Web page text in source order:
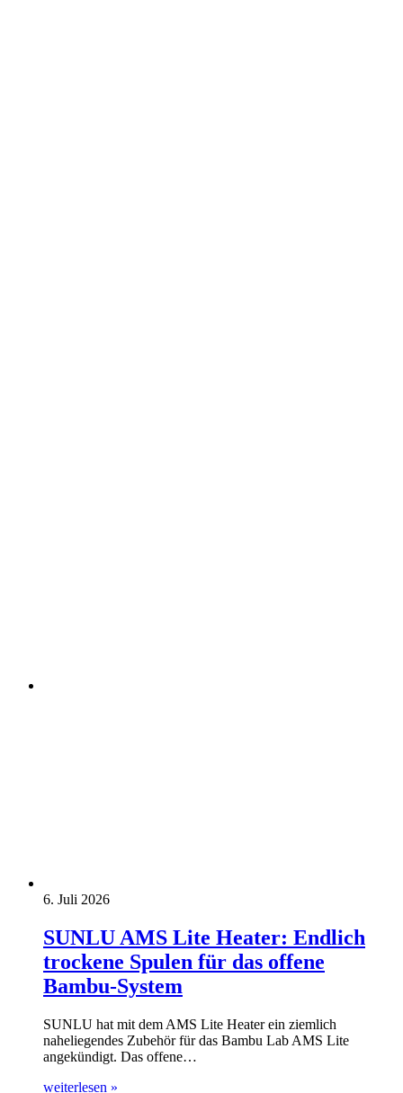
6. Juli 2026
SUNLU AMS Lite Heater: Endlich
trockene Spulen für das offene
Bambu-System
SUNLU hat mit dem AMS Lite Heater ein ziemlich
naheliegendes Zubehör für das Bambu Lab AMS Lite
angekündigt. Das offene…
weiterlesen »